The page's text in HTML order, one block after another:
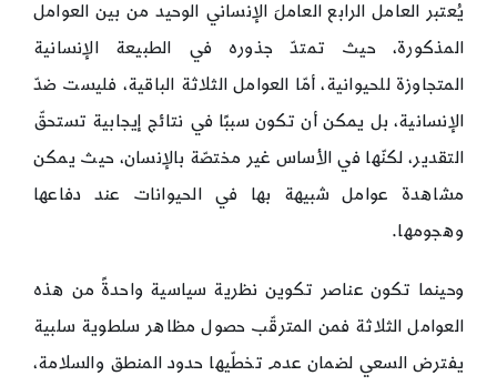
يُعتبر العامل الرابع العاملَ الإنساني الوحيد من بين العوامل
المذكورة، حيث تمتدّ جذوره في الطبيعة الإنسانية
المتجاوزة للحيوانية، أمّا العوامل الثلاثة الباقية، فليست ضدّ
الإنسانية، بل يمكن أن تكون سببًا في نتائج إيجابية تستحقّ
التقدير، لكنّها في الأساس غير مختصّة بالإنسان، حيث يمكن
مشاهدة عوامل شبيهة بها في الحيوانات عند دفاعها
وهجومها.
وحينما تكون عناصر تكوين نظرية سياسية واحدةً من هذه
العوامل الثلاثة فمن المترقّب حصول مظاهر سلطوية سلبية
يفترض السعي لضمان عدم تخطّيها حدود المنطق والسلامة،